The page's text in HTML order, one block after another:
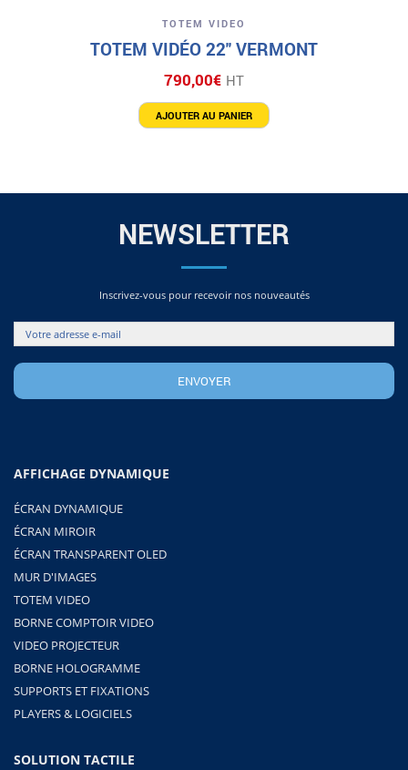
TOTEM VIDEO
TOTEM VIDÉO 22″ VERMONT
790,00€ HT
AJOUTER AU PANIER
NEWSLETTER
Inscrivez-vous pour recevoir nos nouveautés
AFFICHAGE DYNAMIQUE
ÉCRAN DYNAMIQUE
ÉCRAN MIROIR
ÉCRAN TRANSPARENT OLED
MUR D'IMAGES
TOTEM VIDEO
BORNE COMPTOIR VIDEO
VIDEO PROJECTEUR
BORNE HOLOGRAMME
SUPPORTS ET FIXATIONS
PLAYERS & LOGICIELS
SOLUTION TACTILE